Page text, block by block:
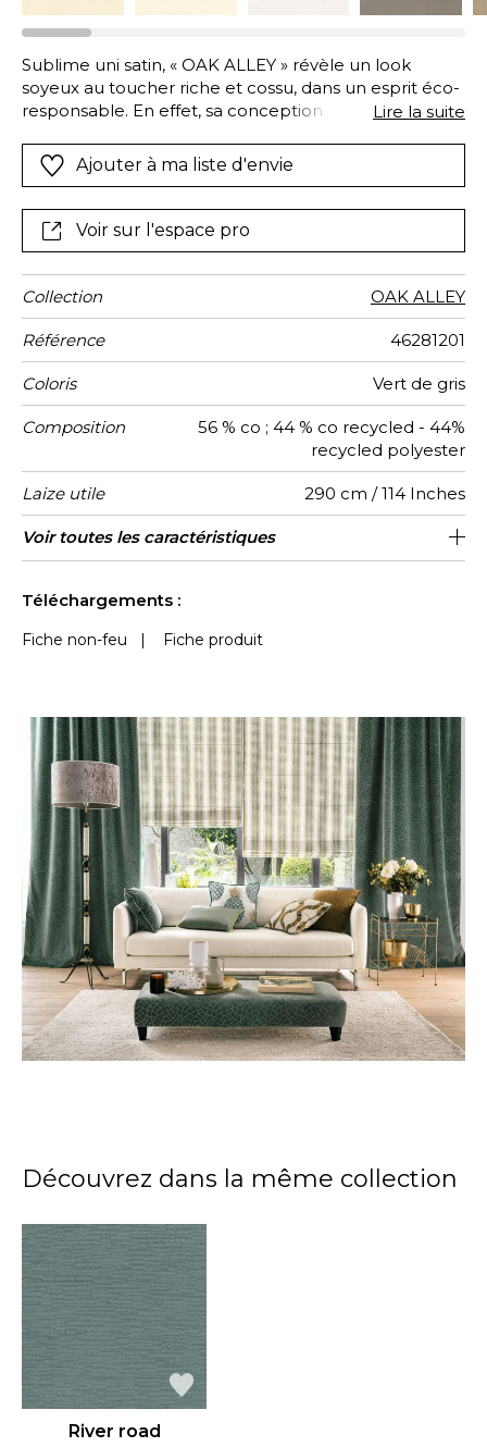
Sublime uni satin, « OAK ALLEY » révèle un look
soyeux au toucher riche et cossu, dans un esprit éco-
responsable. En effet, sa conception utilise du
Ce polyester plus écologique est issu du recyclage de
bouteilles d’eau minérale et d’emballages
broyés, ensuite fondus, pour être transformés en
fibre, puis en fil et enfin en tissu de polyester recyclé.
Lire la suite
Ajouter à ma liste d'envie
Voir sur l'espace pro
Collection OAK ALLEY
Référence 46281201
Coloris Vert de gris
Composition
56 % co ; 44 % co recycled - 44%
recycled polyester
Laize utile 290 cm / 114 Inches
Rétrécissement <3%
Test
Martindale
35000
Usage
martindale
Siège à usage classique : 20.000 à
40.000 cycles (Martindale) et/ou 15,000
Wyzenbeek 35000
Sens De large
Poids g/m² 210
Performance
Accoustique
aw - 0.15
Usage
Entretien
Pays
d'origine
Inde
Conseils
de
Les tissus peuvent être tournés pour la
confection
Voir toutes les caractéristiques
Téléchargements :
Fiche non-feu | Fiche produit
Découvrez dans la même collection
River road